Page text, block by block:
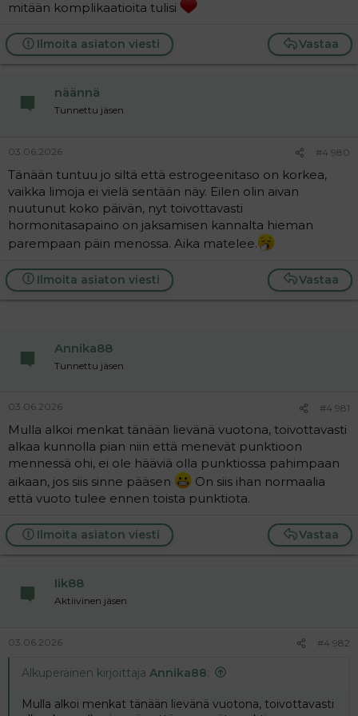
mitään komplikaatioita tulisi
Vastaa
Ilmoita asiaton viesti
näännä
Tunnettu jäsen
03.06.2026 #4 980
Tänään tuntuu jo siltä että estrogeenitaso on korkea,
vaikka limoja ei vielä sentään näy. Eilen olin aivan
nuutunut koko päivän, nyt toivottavasti
hormonitasapaino on jaksamisen kannalta hieman
parempaan päin menossa. Aika matelee.
Vastaa
Ilmoita asiaton viesti
Annika88
Tunnettu jäsen
03.06.2026 #4 981
Mulla alkoi menkat tänään lievänä vuotona, toivottavasti
alkaa kunnolla pian niin että menevät punktioon
mennessä ohi, ei ole hääviä olla punktiossa pahimpaan
aikaan, jos siis sinne pääsen
On siis ihan normaalia
että vuoto tulee ennen toista punktiota.
Vastaa
Ilmoita asiaton viesti
Iik88
Aktiivinen jäsen
03.06.2026 #4 982
Alkuperäinen kirjoittaja Annika88:
Mulla alkoi menkat tänään lievänä vuotona, toivottavasti